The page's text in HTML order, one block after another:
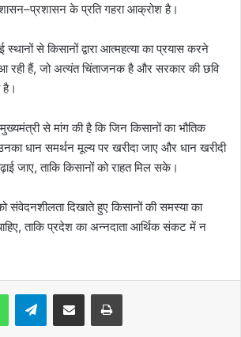
के प्रति गहरा आक्रोश है।
से किसानों द्वारा आत्महत्या का प्रयास करने
हैं, जो अत्यंत चिंताजनक है और सरकार की छवि
है।
से मांग की है कि जिन किसानों का भौतिक
धान समर्थन मूल्य पर खरीदा जाए और धान खरीदी
जाए, ताकि किसानों को राहत मिल सके।
संवेदनशीलता दिखाते हुए किसानों की समस्या का
ताकि प्रदेश का अन्नदाता आर्थिक संकट में न
Telegram